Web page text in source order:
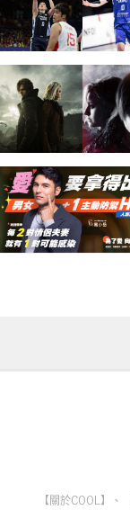
【關於COOL】 、